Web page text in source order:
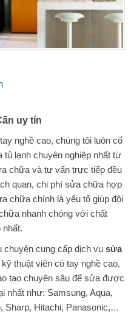
uy tín
nghề cao, chúng tôi luôn cố
lạnh chuyên nghiệp nhất từ
chữa và tư vấn trực tiếp đều
quan, chi phí sửa chữa hợp
chữa chính là yếu tố giúp đội
nhanh chóng với chất
nhất.
chuyên cung cấp dịch vụ sửa
thuật viên có tay nghề cao,
tạo chuyên sâu để sửa được
nhất như: Samsung, Aqua,
Sharp, Hitachi, Panasonic,…